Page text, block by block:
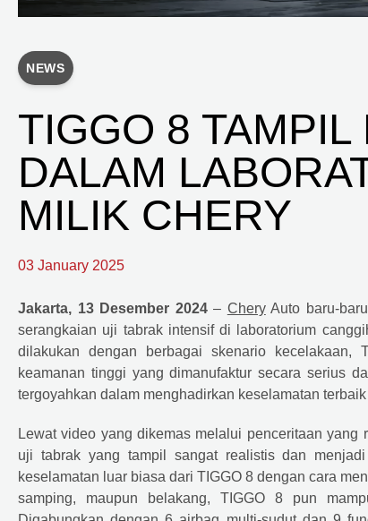
NEWS
TIGGO 8
DALAM
MILIK CHERY
03 January 2025
Jakarta, 13 Desember 2024– CheryAuto baru-
serangkaian uji tabrak intensif di laboratorium
dilakukan dengan berbagai skenario kecelakaan,
keamanan tinggi yang dimanufaktur secara serius
tergoyahkan dalam menghadirkan keselamatan
Lewat video yang dikemas melalui penceritaan yang
uji tabrak yang tampil sangat realistis dan
keselamatan luar biasa dari TIGGO 8 dengan cara
samping, maupun belakang, TIGGO 8 pun